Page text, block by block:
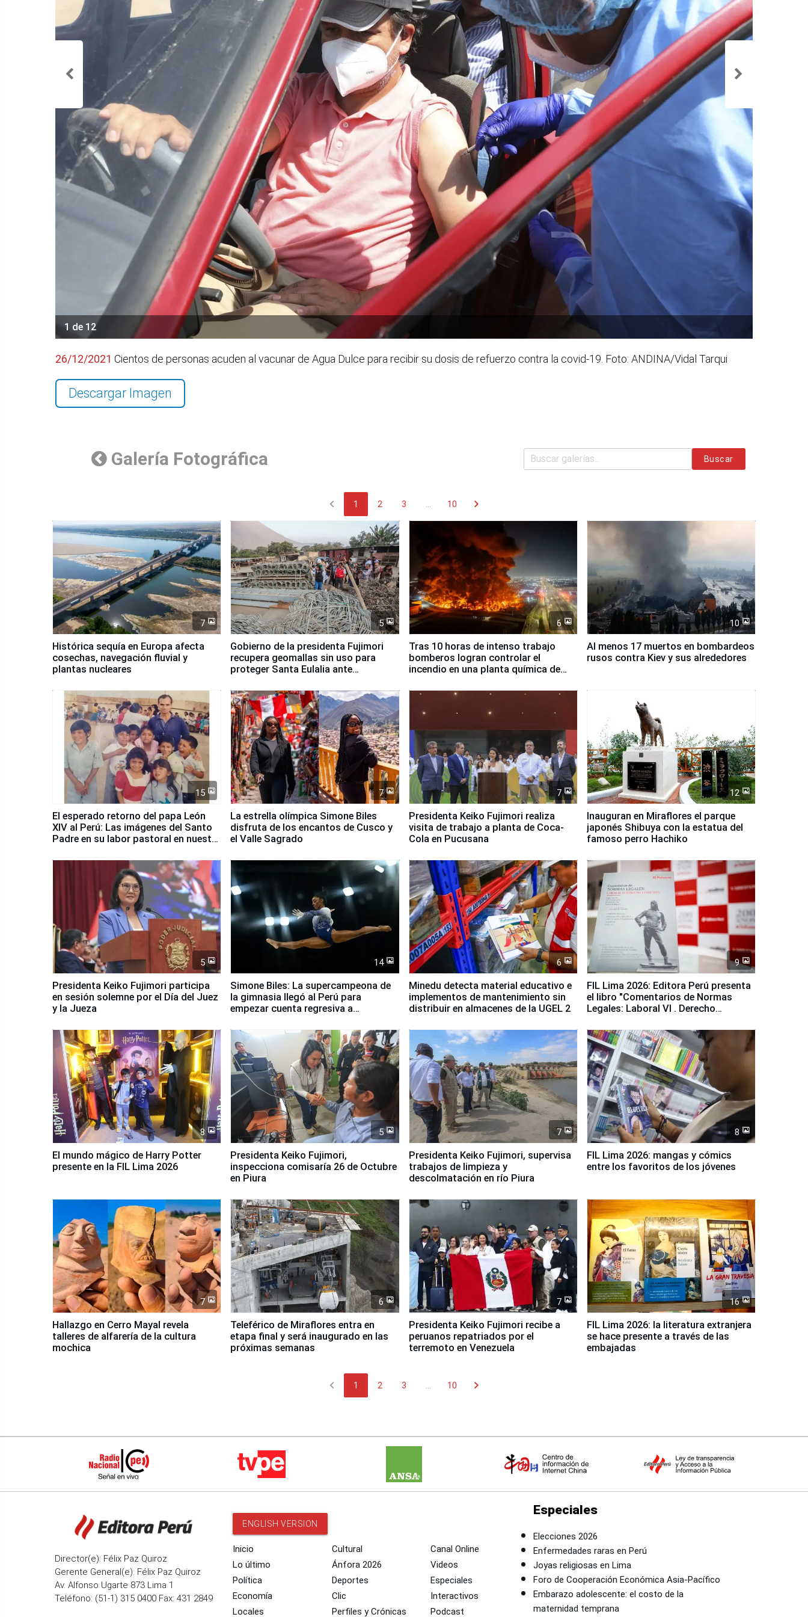
1 de 12
26/12/2021 Cientos de personas acuden al vacunar de Agua Dulce para recibir su dosis de refuerzo contra la covid-19. Foto: ANDINA/Vidal Tarqui
Descargar Imagen
Galería Fotográfica Buscar
chevron_left 1 2 3 10 chevron_right
7
Histórica sequía en Europa afecta
cosechas, navegación fluvial y
plantas nucleares
5
Gobierno de la presidenta Fujimori
recupera geomallas sin uso para
proteger Santa Eulalia ante
6
Tras 10 horas de intenso trabajo
bomberos logran controlar el
incendio en una planta química de
10
Al menos 17 muertos en bombardeos
rusos contra Kiev y sus alrededores
15
El esperado retorno del papa León
XIV al Perú: Las imágenes del Santo
Padre en su labor pastoral en nuestro
7
La estrella olímpica Simone Biles
disfruta de los encantos de Cusco y
el Valle Sagrado
7
Presidenta Keiko Fujimori realiza
visita de trabajo a planta de Coca-
Cola en Pucusana
12
Inauguran en Miraflores el parque
japonés Shibuya con la estatua del
famoso perro Hachiko
5
Presidenta Keiko Fujimori participa
en sesión solemne por el Día del Juez
y la Jueza
14
Simone Biles: La supercampeona de
la gimnasia llegó al Perú para
empezar cuenta regresiva a
6
Minedu detecta material educativo e
implementos de mantenimiento sin
distribuir en almacenes de la UGEL 2
9
FIL Lima 2026: Editora Perú presenta
el libro "Comentarios de Normas
Legales: Laboral Vl . Derecho
8
El mundo mágico de Harry Potter
presente en la FIL Lima 2026
5
Presidenta Keiko Fujimori,
inspecciona comisaría 26 de Octubre
en Piura
7
Presidenta Keiko Fujimori, supervisa
trabajos de limpieza y
descolmatación en río Piura
8
FIL Lima 2026: mangas y cómics
entre los favoritos de los jóvenes
7
Hallazgo en Cerro Mayal revela
talleres de alfarería de la cultura
mochica
6
Teleférico de Miraflores entra en
etapa final y será inaugurado en las
próximas semanas
7
Presidenta Keiko Fujimori recibe a
peruanos repatriados por el
terremoto en Venezuela
16
FIL Lima 2026: la literatura extranjera
se hace presente a través de las
embajadas
chevron_left 1 2 3 10 chevron_right
Director(e): Félix Paz Quiroz
Gerente General(e): Félix Paz Quiroz
Av. Alfonso Ugarte 873 Lima 1
Teléfono: (51-1) 315 0400 Fax: 431 2849
ENGLISH VERSION
Inicio
Lo último
Política
Economía
Locales
Cultural
Ánfora 2026
Deportes
Clic
Perfiles y Crónicas
Canal Online
Videos
Especiales
Interactivos
Podcast
Especiales
Elecciones 2026
Enfermedades raras en Perú
Joyas religiosas en Lima
Foro de Cooperación Económica Asia-Pacífico
Embarazo adolescente: el costo de la
maternidad temprana